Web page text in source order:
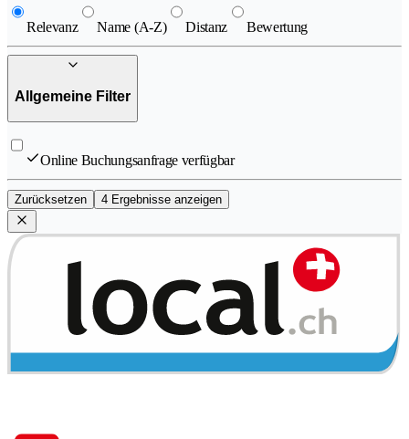
Relevanz Name (A-Z) Distanz Bewertung
Allgemeine Filter
Online Buchungsanfrage verfügbar
Zurücksetzen 4 Ergebnisse anzeigen